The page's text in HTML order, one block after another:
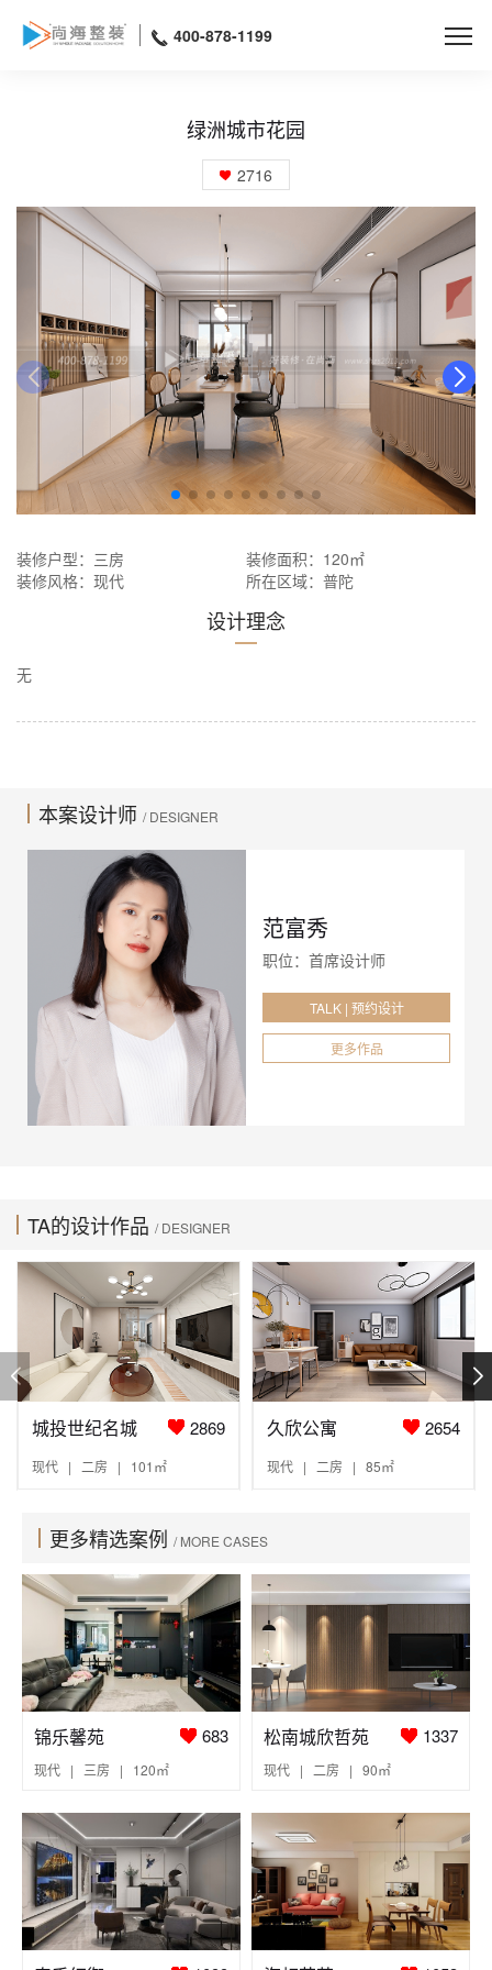
400-878-1199
绿洲城市花园
2716
装修户型：三房
装修面积：120㎡
装修风格：现代
所在区域：普陀
设计理念
无
本案设计师 / DESIGNER
范富秀
职位：首席设计师
TALK | 预约设计
更多作品
TA的设计作品 / DESIGNER
城投世纪名城 2869
现代 | 二房 | 101㎡
久欣公寓 2654
现代 | 二房 | 85㎡
更多精选案例 / MORE CASES
锦乐馨苑 683
现代 | 三房 | 120㎡
松南城欣哲苑 1337
现代 | 二房 | 90㎡